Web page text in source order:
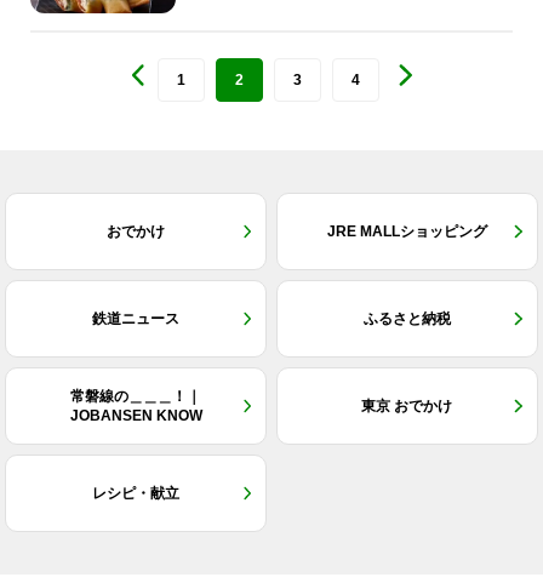
1 2 3 4
おでかけ JRE MALLショッピング
鉄道ニュース ふるさと納税
常磐線の＿＿＿！｜
JOBANSEN KNOW
東京 おでかけ
レシピ・献立